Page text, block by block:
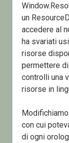
un
accedere al
ha svariati
risorse
permettere
controlli una
risorse in
con cui
di ogni